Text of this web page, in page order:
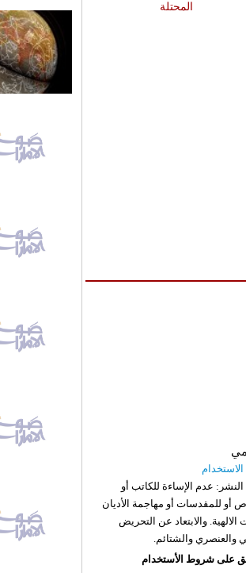
المحتلة
عدم الإساءة للكاتب أو
أو للمقدسات أو مهاجمة الأديان
الالهية. والابتعاد عن التحريض
والعنصري والشتائم.
على شروط الأستخدام